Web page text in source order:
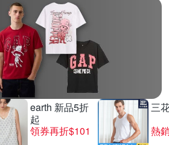
earth 新品5折
起
領券再折$101
三
熱